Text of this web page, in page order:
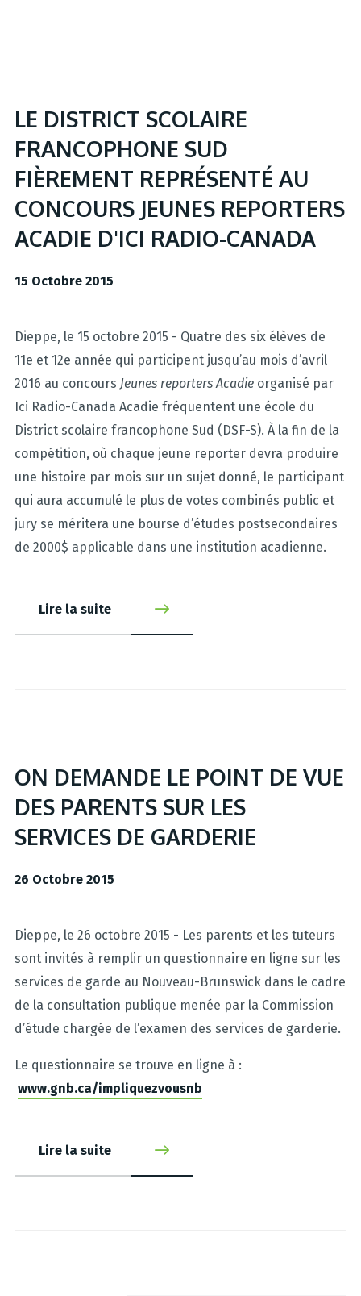
LE DISTRICT SCOLAIRE
FRANCOPHONE SUD
FIÈREMENT REPRÉSENTÉ AU
CONCOURS JEUNES REPORTERS
ACADIE D'ICI RADIO-CANADA
15 Octobre 2015
Dieppe, le 15 octobre 2015 - Quatre des six élèves de
11e et 12e année qui participent jusqu’au mois d’avril
2016 au concours Jeunes reporters Acadieorganisé par
Ici Radio-Canada Acadie fréquentent une école du
District scolaire francophone Sud (DSF-S). À la fin de la
compétition, où chaque jeune reporter devra produire
une histoire par mois sur un sujet donné, le participant
qui aura accumulé le plus de votes combinés public et
jury se méritera une bourse d’études postsecondaires
de 2000$ applicable dans une institution acadienne.
Lire la suite
ON DEMANDE LE POINT DE VUE
DES PARENTS SUR LES
SERVICES DE GARDERIE
26 Octobre 2015
Dieppe, le 26 octobre 2015 - Les parents et les tuteurs
sont invités à remplir un questionnaire en ligne sur les
services de garde au Nouveau-Brunswick dans le cadre
de la consultation publique menée par la Commission
d’étude chargée de l’examen des services de garderie.
Le questionnaire se trouve en ligne à :
www.gnb.ca/impliquezvousnb
Lire la suite